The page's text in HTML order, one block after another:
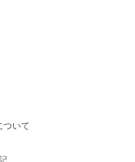
ついて